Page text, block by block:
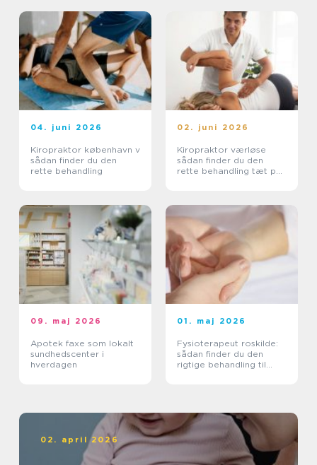
04. juni 2026
Kiropraktor københavn v
sådan finder du den
rette behandling
02. juni 2026
Kiropraktor værløse
sådan finder du den
rette behandling tæt på
09. maj 2026
Apotek faxe som lokalt
sundhedscenter i
hverdagen
01. maj 2026
Fysioterapeut roskilde:
sådan finder du den
rigtige behandling til
02. april 2026